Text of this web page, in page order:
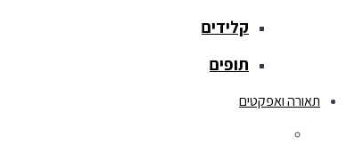
קלידים
תופים
תאורה ואפקטים